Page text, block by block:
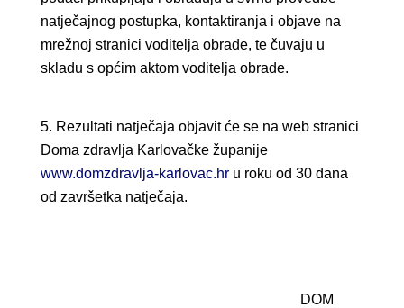
natječajnog postupka, kontaktiranja i objave na
mrežnoj stranici voditelja obrade, te čuvaju u
skladu s općim aktom voditelja obrade.
Rezultati natječaja objavit će se na web stranici
Doma zdravlja Karlovačke županije
www.domzdravlja-karlovac.hru roku od 30 dana
od završetka natječaja.
DOM